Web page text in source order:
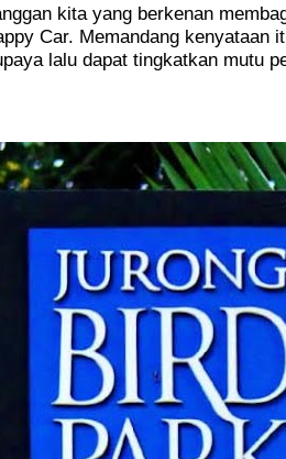
kita yang berkenan
Car. Memandang kenyataan
lalu dapat tingkatkan mutu